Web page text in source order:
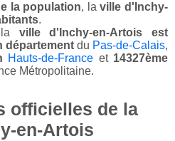
la population, laville d'Inchy-
.
la ville d'Inchy-en-Artois est
département du Pas-de-Calais,
Hauts-de-France et 14327ème
Métropolitaine.
officielles de la
en-Artois